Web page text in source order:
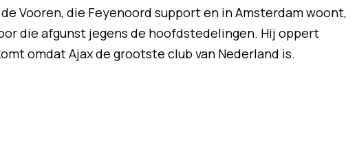
Vooren, die Feyenoord support en in Amsterdam woont,
die afgunst jegens de hoofdstedelingen. Hij oppert
omdat Ajax de grootste club van Nederland is.